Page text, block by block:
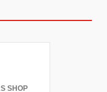
SHOP